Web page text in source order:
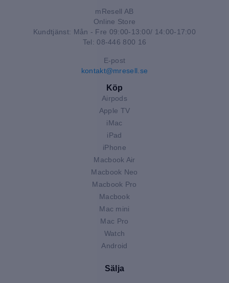
mResell AB
Online Store
Kundtjänst: Mån - Fre 09:00-13:00/ 14:00-17:00
Tel: 08-446 800 16
E-post
kontakt@mresell.se
Köp
Airpods
Apple TV
iMac
iPad
iPhone
Macbook Air
Macbook Neo
Macbook Pro
Macbook
Mac mini
Mac Pro
Watch
Android
Sälja